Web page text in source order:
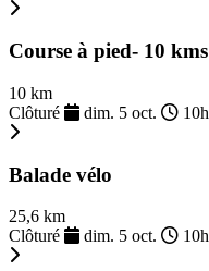
Course à pied- 10 kms
10 km
Clôturé
dim. 5 oct. 10h
Balade vélo
25,6 km
Clôturé
dim. 5 oct. 10h